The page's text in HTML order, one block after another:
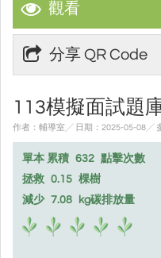
觀看
分享 QR Code
113模擬面試題
作者：輔導室╱ 日期：2025-05-08╱
單本 累積 632 點擊次數
拯救 0.15 棵樹
減少 7.08 kg碳排放量